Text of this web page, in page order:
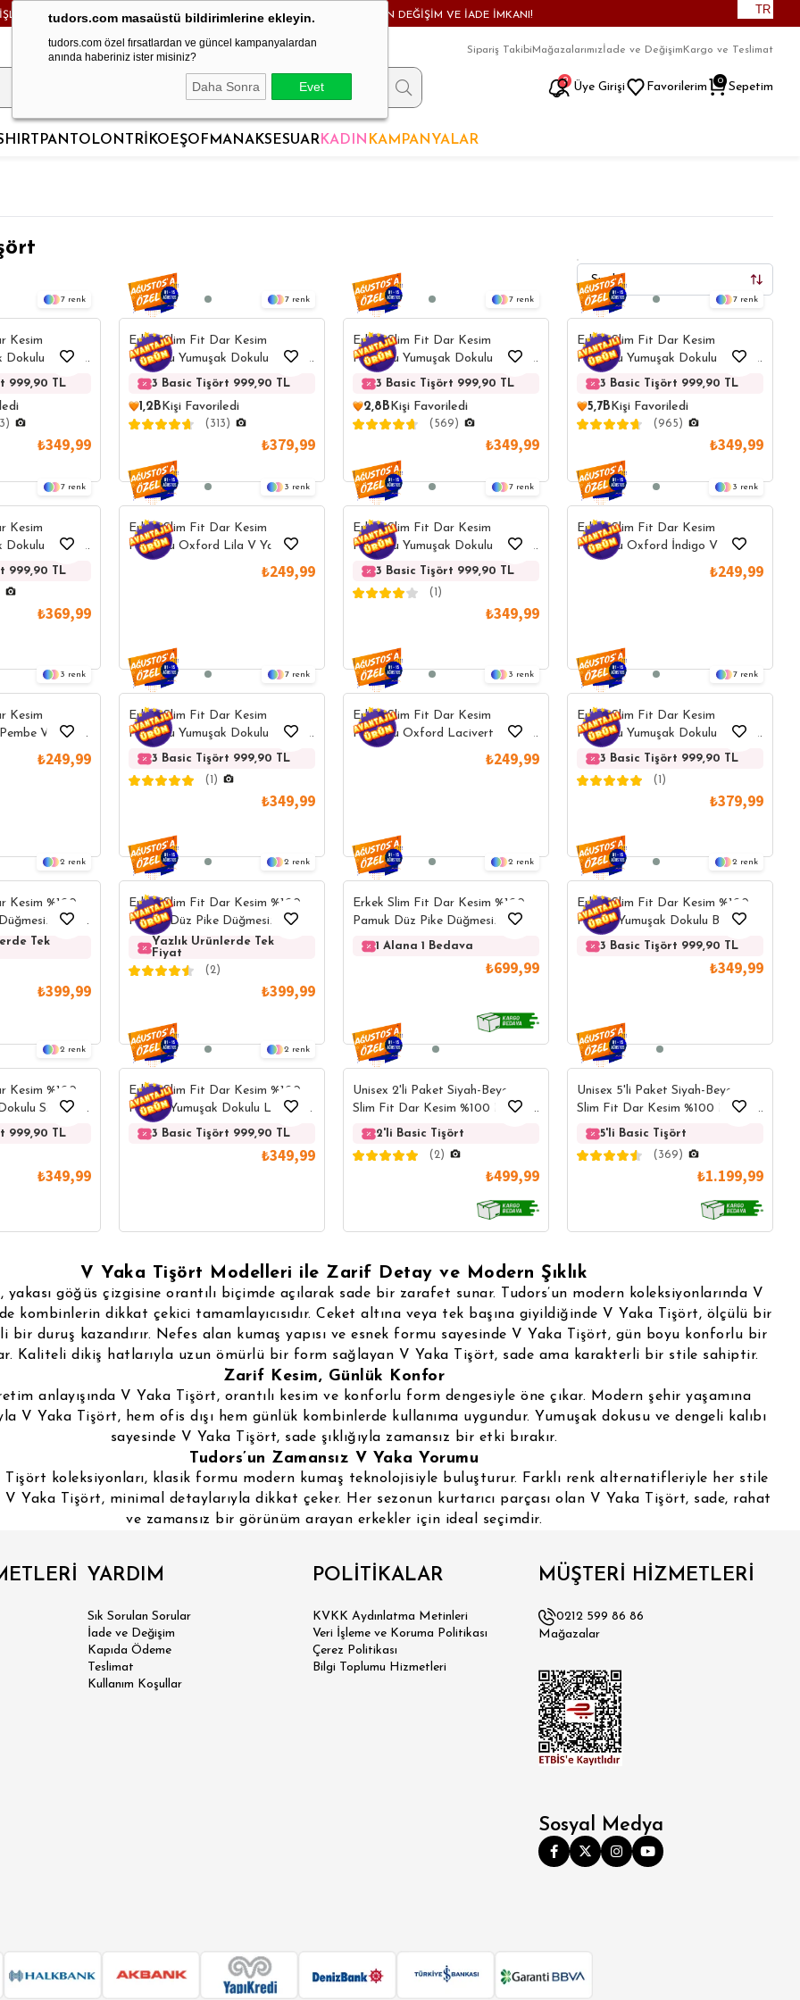
tudors.com masaüstü bildirimlerine ekleyin.
tudors.com özel fırsatlardan ve güncel kampanyalardan
anında haberiniz ister misiniz?
Daha Sonra Evet
KARGO BEDAVA! - HAFTA İÇİ 24 SAATTE KARGODA! - MAĞAZADAN DEĞİŞİM VE İADE İMKANI! TR
9
Sipariş TakibiMağazalarımız İade ve Değişim Kargo ve Teslimat
Üye Girişi Favorilerim Sepetim
0
PANTOLON TRİKO EŞOFMANAKSESUARKADIN KAMPANYALAR
7
Kesim
Likralı
Basic Lacivert
999,90 TL 3 Basic Tişört 999,90 TL 3 Basic Tişört 999,90 TL 3 Basic Tişört 999,90 TL 3 Basic Tişört 999,90
₺349,99
7
Erkek Slim Fit Dar Kesim
Pamuklu Yumuşak Dokulu Likralı
Esnek Kumaş Düz Basic Gri V
Yaka Tişört
3 Basic Tişört 999,90 TL 3 Basic Tişört 999,90 TL 3 Basic Tişört 999,90 TL 3 Basic Tişört
1,2B Kişi Favoriledi
(313)
₺379,99
7
Erkek Slim Fit Dar Kesim
Pamuklu Yumuşak Dokulu Likralı
Esnek Kumaş Düz Basic Beyaz V
Yaka Tişört
3 Basic Tişört 999,90 TL 3 Basic Tişört 999,90 TL
2,8B Kişi Favoriledi
(569)
₺349,99
7
Erkek Slim Fit Dar Kesim
Pamuklu Yumuşak Dokulu Likralı
Esnek Kumaş Düz Basic Siyah V
Yaka Tişört
3 Basic Tişört 999,90 TL
5,7B Kişi Favoriledi
(965)
₺349,99
7
Kesim
Likralı
Basic Lacivert
999,90 TL 3 Basic Tişört 999,90 TL 3 Basic Tişört 999,90 TL
3 Basic Tişört 999,90
₺369,99
3
Erkek Slim Fit Dar Kesim
Pamuklu Oxford Lila V Yaka
Tişört
₺249,99
7
Erkek Slim Fit Dar Kesim
Pamuklu Yumuşak Dokulu Likralı
Esnek Kumaş Düz Basic Gri V
Yaka Tişört
3 Basic Tişört 999,90 TL
3 Basic
(1)
₺349,99
3
Erkek Slim Fit Dar Kesim
Pamuklu Oxford İndigo V Yaka
Tişört
₺249,99
3
Kesim
V Yaka
₺249,99
7
Erkek Slim Fit Dar Kesim
Pamuklu Yumuşak Dokulu Likralı
Esnek Kumaş Düz Basic İndigo V
Yaka Tişört
3 Basic Tişört 999,90 TL 3 Basic Tişört 999,90 TL
3 Basic Tişört
(1)
₺349,99
3
Erkek Slim Fit Dar Kesim
Pamuklu Oxford Lacivert V Yaka
Tişört
₺249,99
7
Erkek Slim Fit Dar Kesim
Pamuklu Yumuşak Dokulu Likralı
Esnek Kumaş Düz Basic Gri V
Yaka Tişört
3 Basic Tişört 999,90 TL
(1)
₺379,99
2
Kesim %100
Pudra
Tek
Yazlık Ürünlerde Tek
Fiyat
Yazlık Ürünlerde Tek
Yazlık Ürünlerde Tek
Yazlık Ürünlerde Tek
Fiyat
₺399,99
2
Erkek Slim Fit Dar Kesim %100
Pamuk Düz Pike Düğmesiz
Kırmızı Polo Yaka Tişört
Yazlık Ürünlerde Tek
Fiyat
Yazlık Ürünlerde Tek
Fiyat
Yazlık Ürünlerde Tek
Yazlık
Fiyat
(2)
₺399,99
2
Erkek Slim Fit Dar Kesim %100
Pamuk Düz Pike Düğmesiz
Somon Polo Yaka Tişört
1 Alana 1 Bedava 1 Alana 1 Bedava
₺699,99
2
Erkek Slim Fit Dar Kesim %100
Pamuk Yumuşak Dokulu Beyaz V
Yaka Tişört
3 Basic Tişört 999,90 TL
₺349,99
2
Kesim %100
Siyah V
999,90 TL 3 Basic Tişört 999,90 TL 3 Basic Tişört 999,90 TL 3 Basic Tişört 999,90 TL
3 Basic Tişört 999,90
₺349,99
2
Erkek Slim Fit Dar Kesim %100
Pamuk Yumuşak Dokulu Lacivert
V Yaka Tişört
3 Basic Tişört 999,90 TL 3 Basic Tişört 999,90 TL 3 Basic Tişört 999,90 TL
₺349,99
Unisex 2'li Paket Siyah-Beyaz
Slim Fit Dar Kesim %100 Pamuk
V Yaka Tişört
2'li Basic Tişört 2'li Basic Tişört
(2)
₺499,99
Unisex 5'li Paket Siyah-Beyaz
Slim Fit Dar Kesim %100 Pamuk
V Yaka Tişört
5'li Basic Tişört
(369)
₺1.199,99
V Yaka Tişört Modelleri ile Zarif Detay ve Modern Şıklık
göğüs çizgisine orantılı biçimde açılarak sade bir zarafet sunar. Tudors’un modern koleksiyonlarında V
kombinlerin dikkat çekici tamamlayıcısıdır. Ceket altına veya tek başına giyildiğinde V Yaka Tişört, ölçülü bir
bir duruş kazandırır. Nefes alan kumaş yapısı ve esnek formu sayesinde V Yaka Tişört, gün boyu konforlu bir
Kaliteli dikiş hatlarıyla uzun ömürlü bir form sağlayan V Yaka Tişört, sade ama karakterli bir stile sahiptir.
Zarif Kesim, Günlük Konfor
anlayışında V Yaka Tişört, orantılı kesim ve konforlu form dengesiyle öne çıkar. Modern şehir yaşamına
V Yaka Tişört, hem ofis dışı hem günlük kombinlerde kullanıma uygundur. Yumuşak dokusu ve dengeli kalıbı
sayesinde V Yaka Tişört, sade şıklığıyla zamansız bir etki bırakır.
Tudors’un Zamansız V Yaka Yorumu
Tişört koleksiyonları, klasik formu modern kumaş teknolojisiyle buluşturur. Farklı renk alternatifleriyle her stile
V Yaka Tişört, minimal detaylarıyla dikkat çeker. Her sezonun kurtarıcı parçası olan V Yaka Tişört, sade, rahat
ve zamansız bir görünüm arayan erkekler için ideal seçimdir.
YARDIM
Sık Sorulan Sorular
İade ve Değişim
Kapıda Ödeme
Teslimat
Kullanım Koşullar
POLİTİKALAR
KVKK Aydınlatma Metinleri
Veri İşleme ve Koruma Politikası
Çerez Politikası
Bilgi Toplumu Hizmetleri
MÜŞTERİ HİZMETLERİ
0212 599 86 86
Mağazalar
Sosyal Medya